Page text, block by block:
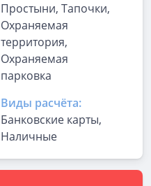
Простыни, Тапочки,
Охраняемая
территория,
Охраняемая
парковка
Виды расчёта:
Банковские карты,
Наличные